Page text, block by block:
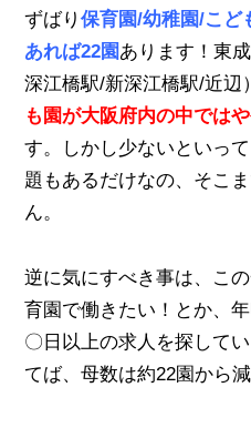
ずばり保育園/幼稚園/こど
あれば22園あります！東
深江橋駅/新深江橋駅/近辺
も園が大阪府内の中では
す。しかし少ないといっ
題もあるだけなの、そこ
ん。
逆に気にすべき事は、こ
育園で働きたい！とか、
〇日以上の求人を探して
てば、母数は約22園から